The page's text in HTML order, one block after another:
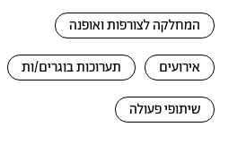
המחלקה לצורפות ואופנה
אירועים תערוכות בוגרים/ות
שיתופי פעולה